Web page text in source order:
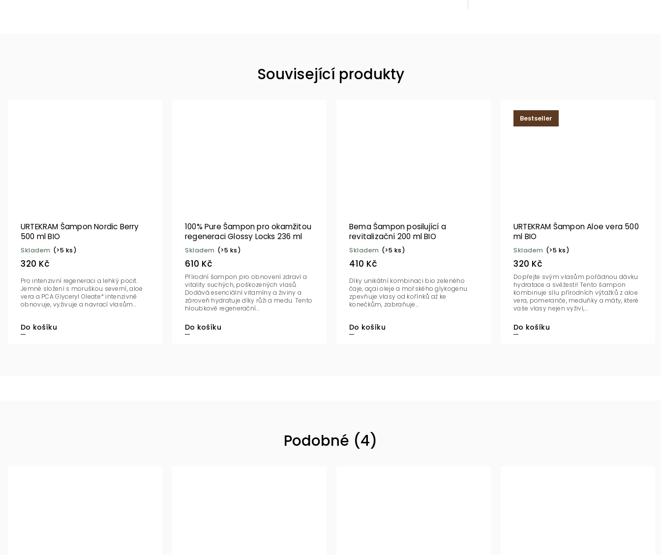
Související produkty
URTEKRAM Šampon Nordic Berry
500 ml BIO
Skladem (>5 ks)
320 Kč
Do košíku
Pro intenzivní regeneraci a lehký pocit.
Jemné složení s moruškou severní, aloe
vera a PCA Glyceryl Oleate* intenzivně
obnovuje, vyživuje a navrací vlasům...
100% Pure Šampon pro okamžitou
regeneraci Glossy Locks 236 ml
Skladem (>5 ks)
610 Kč
Do košíku
Přírodní šampon pro obnovení zdraví a
vitality suchých, poškozených vlasů.
Dodává esenciální vitamíny a živiny a
zároveň hydratuje díky růži a medu. Tento
hloubkově regenerační...
Bema Šampon posilující a
revitalizační 200 ml BIO
Skladem (>5 ks)
410 Kč
Do košíku
Díky unikátní kombinaci bio zeleného
čaje, açai oleje a mořského glykogenu
zpevňuje vlasy od kořínků až ke
konečkům, zabraňuje...
Bestseller
URTEKRAM Šampon Aloe vera 500
ml BIO
Skladem (>5 ks)
320 Kč
Do košíku
Dopřejte svým vlasům pořádnou dávku
hydratace a svěžesti! Tento šampon
kombinuje sílu přírodních výtažků z aloe
vera, pomeranče, meduňky a máty, které
vaše vlasy nejen vyživí,...
Podobné (4)